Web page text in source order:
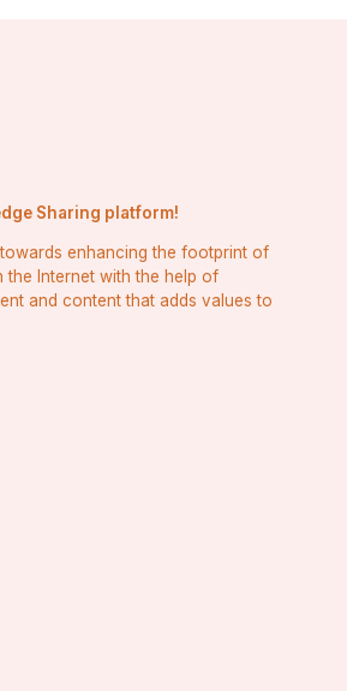
ରୂପ ହୋଇ ।
ଗହନ।
ଓଡ଼ିଶା ଗଜପତି ॥
Sharing platform!
enhancing the footprint of
the Internet with the help of
and content that adds values to